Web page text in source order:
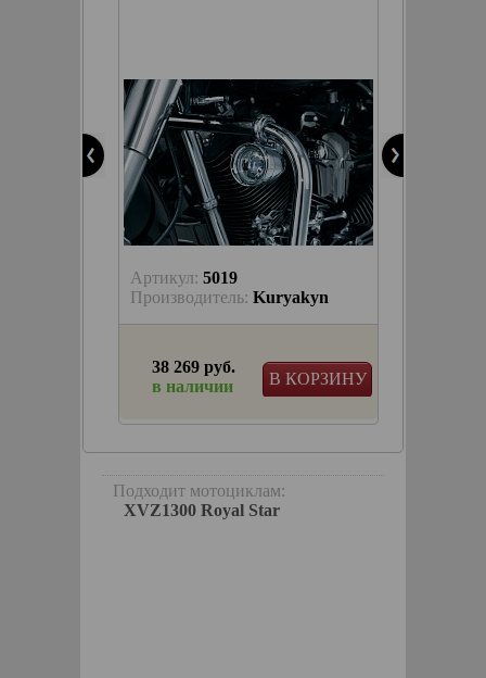
Артикул: 5019
Производитель: Kuryakyn
В КОРЗИНУ
38 269 руб.
в наличии
Подходит мотоциклам:
XVZ1300 Royal Star